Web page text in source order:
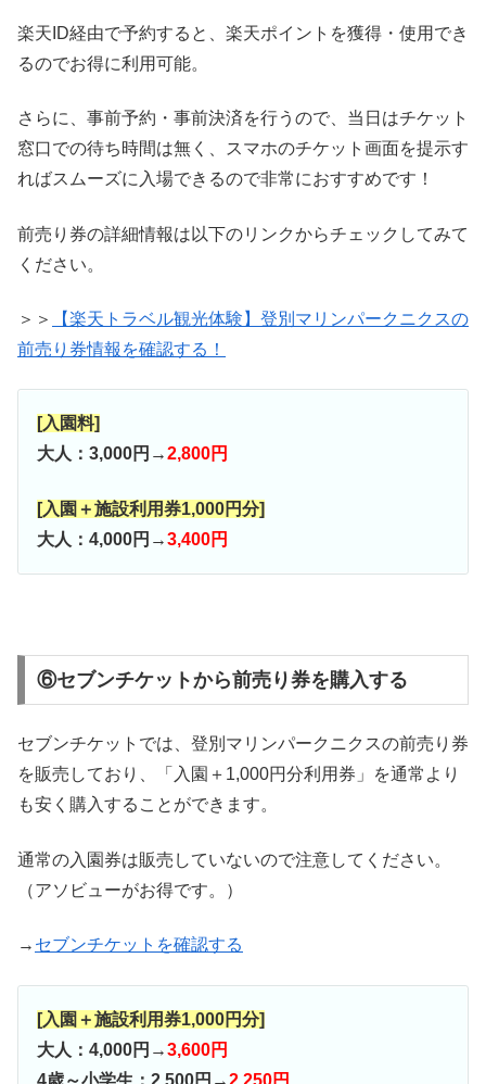
楽天ID経由で予約すると、楽天ポイントを獲得・使用でき
るのでお得に利用可能。
さらに、事前予約・事前決済を行うので、当日はチケット
窓口での待ち時間は無く、スマホのチケット画面を提示す
ればスムーズに入場できるので非常におすすめです！
前売り券の詳細情報は以下のリンクからチェックしてみて
ください。
＞＞
【楽天トラベル観光体験】登別マリンパークニクスの
前売り券情報を確認する！
[入園料]
大人：3,000円→2,800円
[入園＋施設利用券1,000円分]
大人：4,000円→3,400円
⑥セブンチケットから前売り券を購入する
セブンチケットでは、登別マリンパークニクスの前売り券
を販売しており、「入園＋1,000円分利用券」を通常より
も安く購入することができます。
通常の入園券は販売していないので注意してください。
（アソビューがお得です。）
→ セブンチケットを確認する
[入園＋施設利用券1,000円分]
大人：4,000円→3,600円
4歳～小学生：2,500円→2,250円